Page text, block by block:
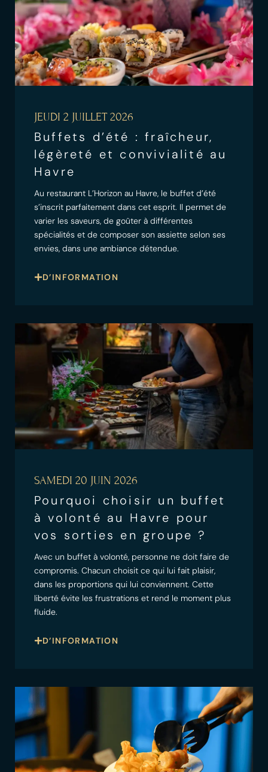
JEUDI 2 JUILLET 2026
Buffets d’été : fraîcheur,
légèreté et convivialité au
Havre
Au restaurant L’Horizon au Havre, le buffet d’été
s’inscrit parfaitement dans cet esprit. Il permet de
varier les saveurs, de goûter à différentes
spécialités et de composer son assiette selon ses
envies, dans une ambiance détendue.
D’INFORMATION
SAMEDI 20 JUIN 2026
Pourquoi choisir un buffet
à volonté au Havre pour
vos sorties en groupe ?
Avec un buffet à volonté, personne ne doit faire de
compromis. Chacun choisit ce qui lui fait plaisir,
dans les proportions qui lui conviennent. Cette
liberté évite les frustrations et rend le moment plus
fluide.
D’INFORMATION